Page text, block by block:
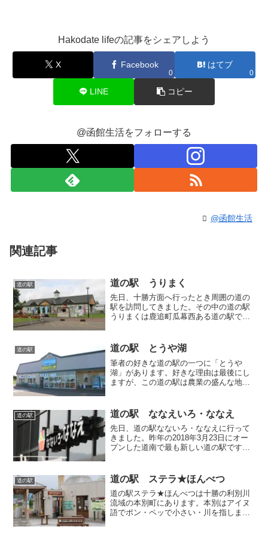
Hakodate lifeの記事をシェアしよう
X Facebook
0
はてブ
0
LINE コピー
@函館生活をフォローする
@函館生活
関連記事
道の駅 道の駅 うりまく
先日、十勝方面へ行ったとき周囲の道の
駅を訪問してきました。その中の道の駅
うりまくは鹿追町瓜幕西ある道の駅で
す。道の駅うりまくは乗馬体験ができる
ライディングパー...
道の駅 道の駅 とうや湖
筆者の好きな道の駅の一つに「とうや
湖」があります。好きな理由は最後にし
ますが、この道の駅は農業の盛んな地域
ています。ホタテ汁200円が大きく掲げら
れている中に入るとこじ...
道の駅 道の駅 ななえいろ・ななえ
先日、道の駅なないろ・ななえに行って
きました。昨年の2018年3月23日にオー
プンした道南で最も新しい道の駅です。
るので車中泊利用者もよく見かけます。
色々なお土産品...
道の駅 道の駅 ステラ★ほんべつ
道の駅ステラ★ほんべつは十勝の利別川
流域の本別町にあります。本別はアイヌ
語でポン・ペッで小さい・川を指しま